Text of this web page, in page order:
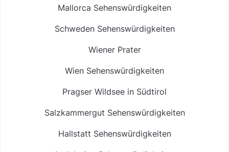
Mallorca Sehenswürdigkeiten
Schweden Sehenswürdigkeiten
Wiener Prater
Wien Sehenswürdigkeiten
Pragser Wildsee in Südtirol
Salzkammergut Sehenswürdigkeiten
Hallstatt Sehenswürdigkeiten